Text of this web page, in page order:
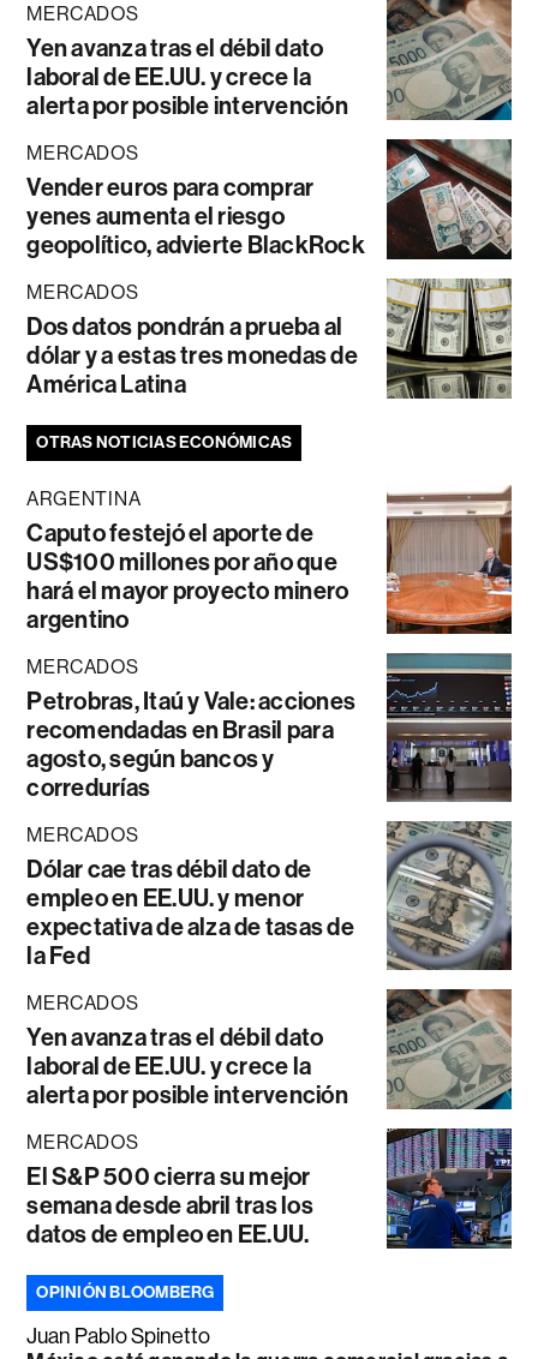
MERCADOS
Yen avanza tras el débil dato
laboral de EE.UU. y crece la
alerta por posible intervención
MERCADOS
Vender euros para comprar
yenes aumenta el riesgo
geopolítico, advierte BlackRock
MERCADOS
Dos datos pondrán a prueba al
dólar y a estas tres monedas de
América Latina
OTRAS NOTICIAS ECONÓMICAS
ARGENTINA
Caputo festejó el aporte de
US$100 millones por año que
hará el mayor proyecto minero
argentino
MERCADOS
Petrobras, Itaú y Vale: acciones
recomendadas en Brasil para
agosto, según bancos y
corredurías
MERCADOS
Dólar cae tras débil dato de
empleo en EE.UU. y menor
expectativa de alza de tasas de
la Fed
MERCADOS
Yen avanza tras el débil dato
laboral de EE.UU. y crece la
alerta por posible intervención
MERCADOS
El S&P 500 cierra su mejor
semana desde abril tras los
datos de empleo en EE.UU.
OPINIÓN BLOOMBERG
Juan Pablo Spinetto